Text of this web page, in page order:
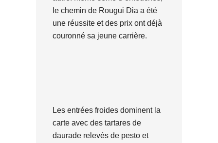
le chemin de Rougui Dia a été
une réussite et des prix ont déjà
couronné sa jeune carrière.
Les entrées froides dominent la
carte avec des tartares de
daurade relevés de pesto et